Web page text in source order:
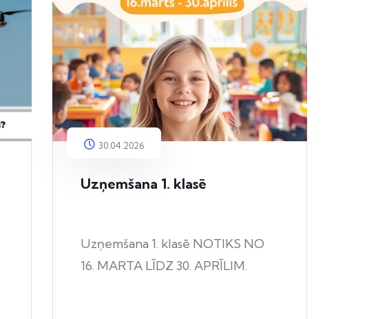
30.04.2026
Uzņemšana 1. klasē
Uzņemšana 1. klasē NOTIKS NO
16. MARTA LĪDZ 30. APRĪLIM.